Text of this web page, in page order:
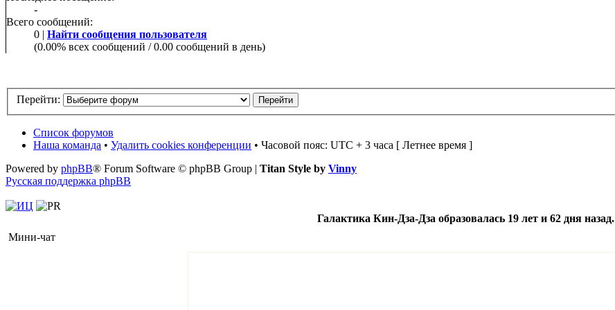
-
Всего сообщений:
0 | Найти сообщения пользователя
(0.00% всех сообщений / 0.00 сообщений в день)
Перейти:
Список форумов
Наша команда • Удалить cookies конференции • Часовой пояс: UTC + 3 часа [ Летнее время ]
Powered by phpBB® Forum Software © phpBB Group | Titan Style by Vinny
Русская поддержка phpBB
Галактика Кин-Дза-Дза образовалась 19 лет и 62 дня назад.
Мини-чат